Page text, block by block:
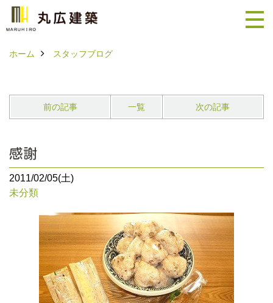
ホーム スタッフブログ
前の記事 一覧 次の記事
感謝
2011/02/05(土)
未分類